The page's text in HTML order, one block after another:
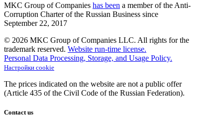
MKC Group of Companies has been a member of the Anti-
Corruption Charter of the Russian Business since
September 22, 2017
© 2026 MKC Group of Companies LLC. All rights for the
trademark reserved. Website run-time license.
Personal Data Processing, Storage, and Usage Policy.
Настройки cookie
The prices indicated on the website are not a public offer
(Article 435 of the Civil Code of the Russian Federation).
Contact us